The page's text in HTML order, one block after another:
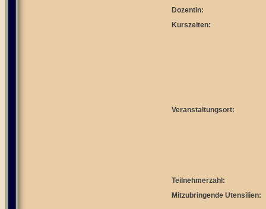
Dozentin:
Kurszeiten:
Veranstaltungsort:
Teilnehmerzahl:
Mitzubringende Utensilien: